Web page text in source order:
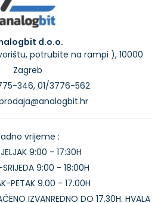
d.o.o.
potrubite na rampi ), 10000
Zagreb
346, 01/3776-562
vrijeme :
9:00 - 17:30H
9:00 - 18:00H
PETAK 9.00 - 17.00H
IZVANREDNO DO 17.30H. HVALA